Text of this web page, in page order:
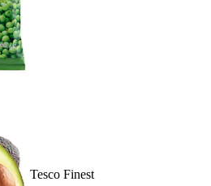
Tesco Finest